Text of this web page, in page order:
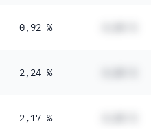
0,92 %
2,24 %
2,17 %